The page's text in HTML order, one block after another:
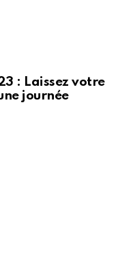
: Laissez votre
journée